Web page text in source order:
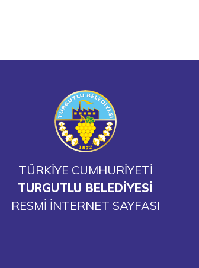
TÜRKİYE CUMHURİYETİ
TURGUTLU BELEDİYESİ
RESMİ İNTERNET SAYFASI